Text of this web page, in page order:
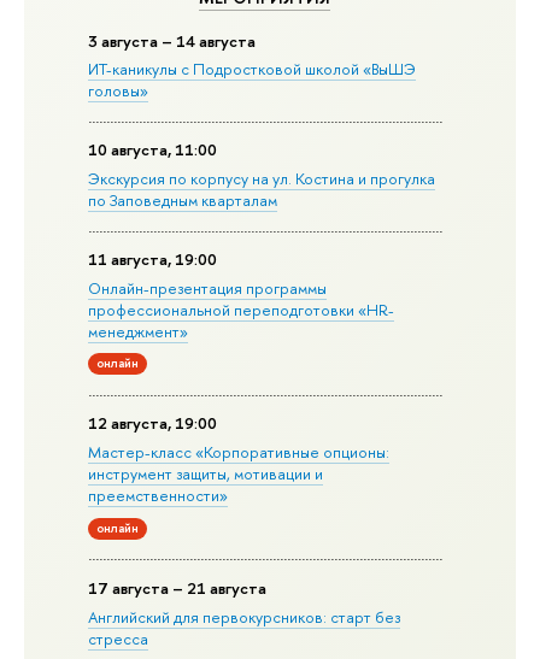
3 августа – 14 августа
ИТ-каникулы с Подростковой школой «ВыШЭ
головы»
10 августа, 11:00
Экскурсия по корпусу на ул. Костина и прогулка
по Заповедным кварталам
11 августа, 19:00
Онлайн-презентация программы
профессиональной переподготовки «HR-
менеджмент»
онлайн
12 августа, 19:00
Мастер-класс «Корпоративные опционы:
инструмент защиты, мотивации и
преемственности»
онлайн
17 августа – 21 августа
Английский для первокурсников: старт без
стресса